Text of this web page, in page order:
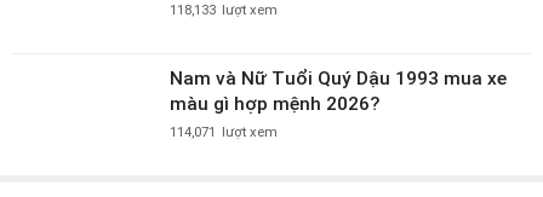
118,133 lượt xem
Nam và Nữ Tuổi Quý Dậu 1993 mua xe
màu gì hợp mệnh 2026?
114,071 lượt xem